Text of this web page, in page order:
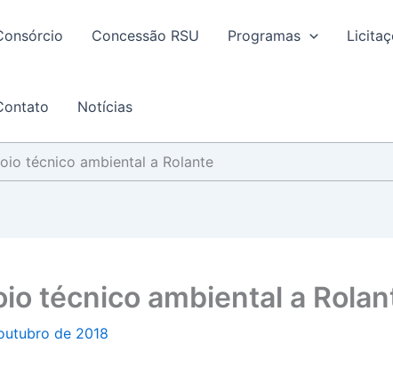
Concessão RSU Programas
Notícias
técnico ambiental a Rolante
técnico ambiental a
de 2018